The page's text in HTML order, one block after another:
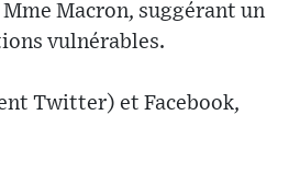
Macron, suggérant un
vulnérables.
Twitter) et Facebook,